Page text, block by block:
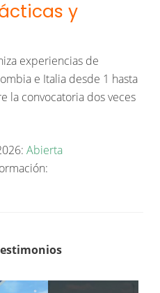
y
experiencias de
e Italia desde 1 hasta
la convocatoria dos veces
Abierta